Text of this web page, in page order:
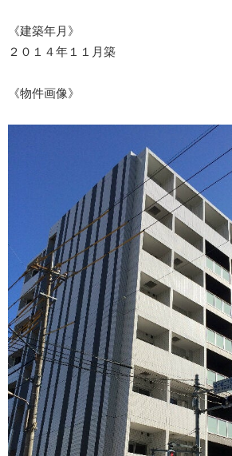
《建築年月》
２０１４年１１月築
《物件画像》